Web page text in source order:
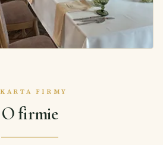
KARTA FIRMY
O firmie